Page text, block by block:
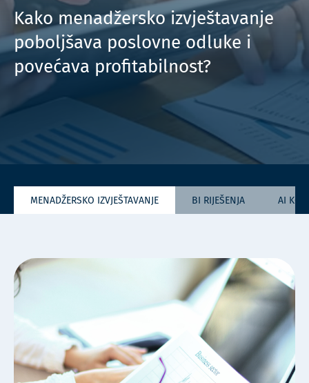
Kako menadžersko izvještavanje
poboljšava poslovne odluke i
povećava profitabilnost?
MENADŽERSKO IZVJEŠTAVANJE BI RIJEŠENJA AI